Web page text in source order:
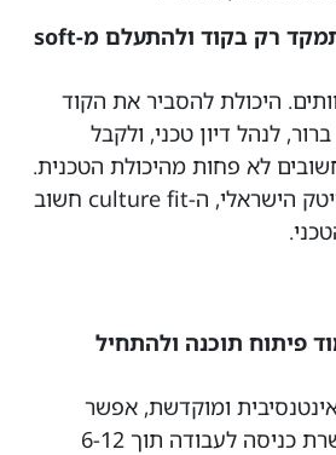
טעות מספר 3: להתמקד רק בקוד ולהתעלם מ-soft
היכולת להסביר את הקוד
לנהל דיון טכני, ולקבל
לא פחות מהיכולת הטכנית.
בראיונות עבודה בהייטק הישראלי, ה-culture fit חשוב
פיתוח תוכנה ולהתחיל
ומוקדשת, אפשר
להגיע לרמה שמאפשרת כניסה לעבודה תוך 6-12